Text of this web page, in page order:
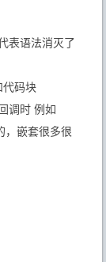
表语法消灭了
代码块
调时 例如
，嵌套很多很